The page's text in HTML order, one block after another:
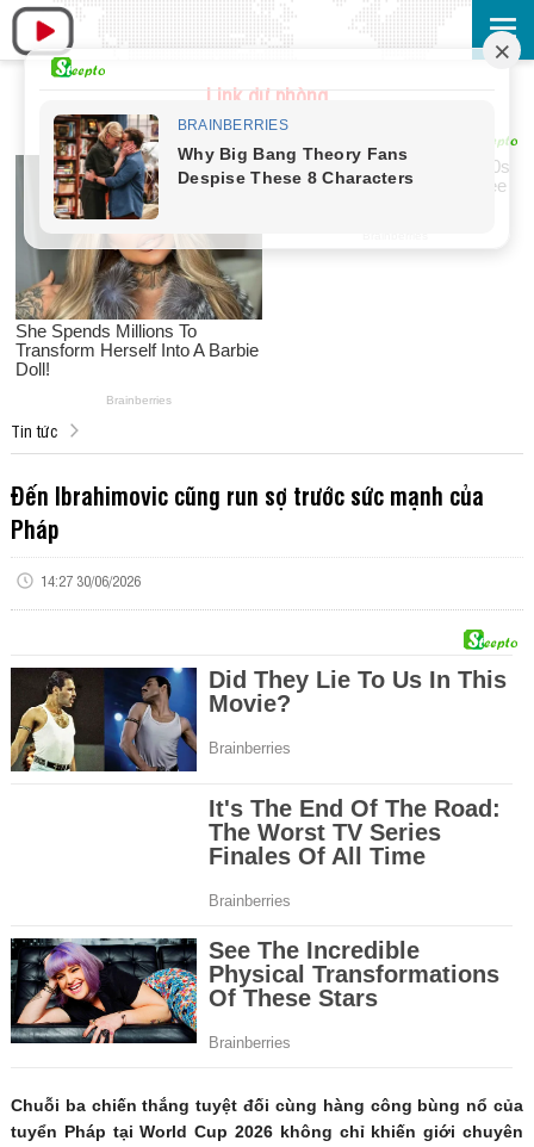
Link dự phòng
Tin tức
Đến Ibrahimovic cũng run sợ trước sức mạnh của
Pháp
14:27 30/06/2026
Chuỗi ba chiến thắng tuyệt đối cùng hàng công bùng nổ của
tuyển Pháp tại World Cup 2026 không chỉ khiến giới chuyên